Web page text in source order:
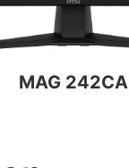
MAG 242CA